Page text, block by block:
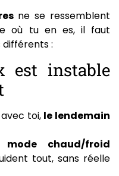
ne se ressemblent
où tu en es, il faut
différents :
est instable
toi, le lendemain
mode chaud/froid
tout, sans réelle